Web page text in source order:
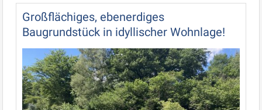
Großflächiges, ebenerdiges
Baugrundstück in idyllischer Wohnlage!